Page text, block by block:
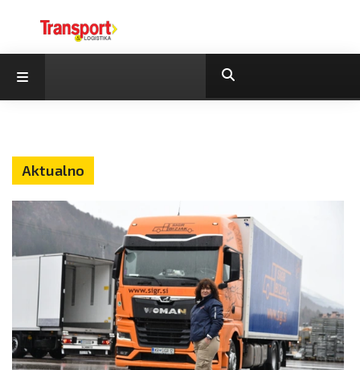
Aktualno